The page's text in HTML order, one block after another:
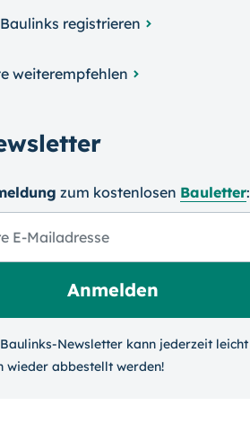
registrieren
weiterempfehlen
zum kosten­losen Bauletter:
Newsletter kann jeder­zeit leicht
wieder ab­bestellt werden!